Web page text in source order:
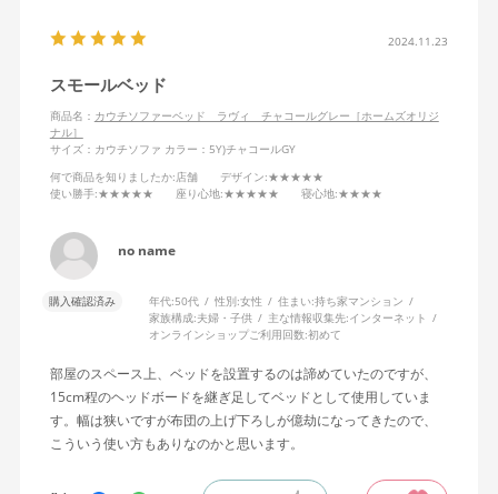
ラット以外の2つのポジションで、隠し段階のような非常に微妙な
角度が存在します。（全部で5段階みたいな）このため1人用と2人
用が揃わず片方が不良品なのかと思ってしまいましたので、ご注
意ください。
総評価としてはオススメです！
2024.11.23
スモールベッド
商品名： カウチソファーベッド ラヴィ チャコールグレー［ホームズオリジ
ナル］
サイズ：カウチソファ カラー：5Y)チャコールGY
何で商品を知りましたか:店舗 デザイン:★★★★★
使い勝手:★★★★★ 座り心地:★★★★★ 寝心地:★★★★
no name
購入確認済み 年代:50代 性別:女性 住まい:持ち家マンション
家族構成:夫婦・子供 主な情報収集先:インターネット
オンラインショップご利用回数:初めて
部屋のスペース上、ベッドを設置するのは諦めていたのですが、
15cm程のヘッドボードを継ぎ足してベッドとして使用していま
す。幅は狭いですが布団の上げ下ろしが億劫になってきたので、
こういう使い方もありなのかと思います。